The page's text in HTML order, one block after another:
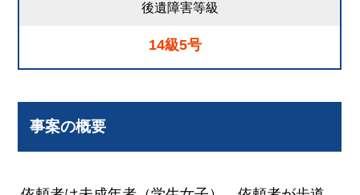
後遺障害等級
14級5号
事案の概要